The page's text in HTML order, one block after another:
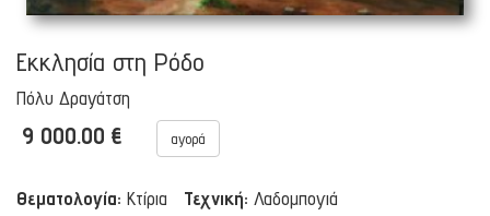
Εκκλησία στη Ρόδο
Πόλυ Δραγάτση
9 000.00 € αγορά
Θεματολογία: Κτίρια Τεχνική: Λαδομπογιά